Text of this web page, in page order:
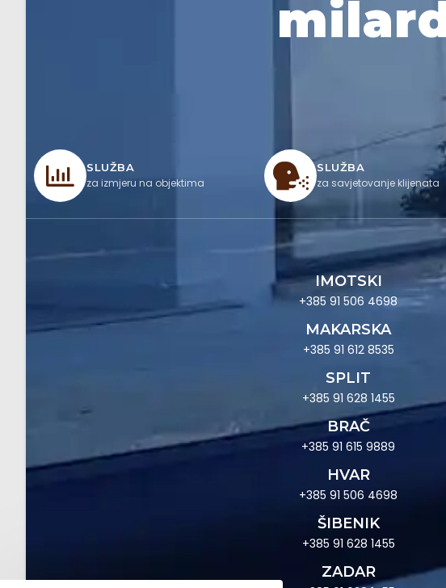
SLUŽBA
za izmjeru na objektima
SLUŽBA
za savjetovanje klijenata
IMOTSKI
+385 91 506 4698
MAKARSKA
+385 91 612 8535
SPLIT
+385 91 628 1455
BRAČ
+385 91 615 9889
HVAR
+385 91 506 4698
ŠIBENIK
+385 91 628 1455
ZADAR